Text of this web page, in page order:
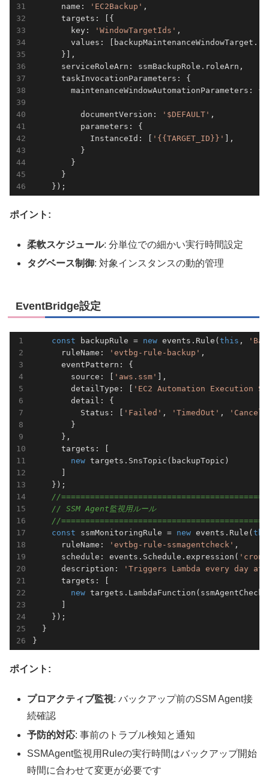
      name:
'EC2Backup'
        key:
'WindowTargetIds'
        values: [backupMaintenanceWindowTarget.
      }],
serviceRoleArn:
      taskInvocationParameters: {
        maintenanceWindowAutomationParameters: {
          documentVersion:
'$DEFAULT'
            InstanceId: [
'{{TARGET_ID}}'
          }
        }
      }
ポイント:
柔軟スケジュール: 分単位での細かい実行時間設定
タグベース制御: 対象インスタンスの動的管理
EventBridge設定
const backupRule = new events.Rule(this ,
      ruleName:
'evtbg-rule-backup'
        source: [
'aws.ssm'
],
        detailType: [
'EC2 Automation Execution
        detail: {
          Status: [
'Failed' , 'TimedOut' ,
        }
      },
new
    });
//===========================================
// SSM Agent監視用ルール
//
const ssmMonitoringRule = new events.Rule(
      ruleName:
'evtbg-rule-ssmagentcheck'
      schedule: events.Schedule.expression(
      description:
'Triggers Lambda every day at
      targets: [
new
    });
  }
ポイント:
プロアクティブ監視: バックアップ前のSSM Agent接
続確認
予防的対応: 事前のトラブル検知と通知
SSMAgent監視用Ruleの実行時間はバックアップ開始
時間に合わせて変更が必要です